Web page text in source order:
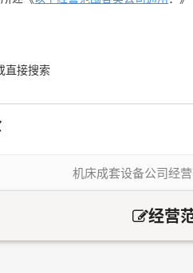
直接搜索
机床成套设备公司经
经营